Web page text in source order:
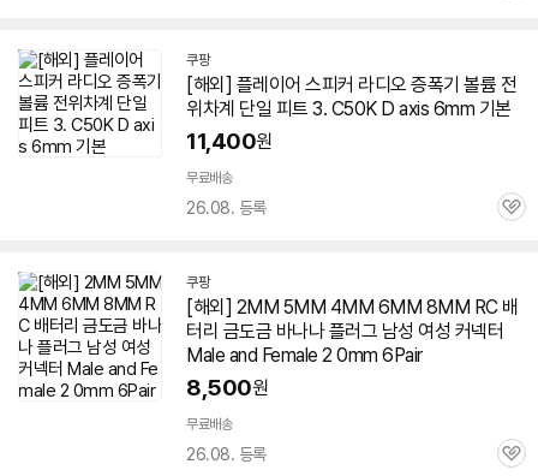
쿠팡
[해외] 플레이어 스피커 라디오 증폭기 볼륨 전
위차계 단일 피트 3. C50K D axis 6mm 기본
11,400원
무료배송
26.08. 등록
관
쿠팡
[해외] 2MM 5MM 4MM 6MM 8MM RC 배
터리 금도금 바나나 플러그 남성 여성 커넥터
Male and Female 2 0mm 6Pair
8,500원
무료배송
26.08. 등록
관